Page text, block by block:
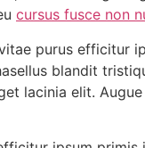
cursus fusce non
purus efficitur
blandit
lacinia elit.